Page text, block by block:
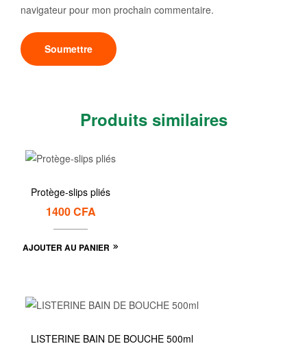
navigateur pour mon prochain commentaire.
Produits similaires
Protège-slips pliés
1400CFA
AJOUTER AU PANIER
LISTERINE BAIN DE BOUCHE 500ml